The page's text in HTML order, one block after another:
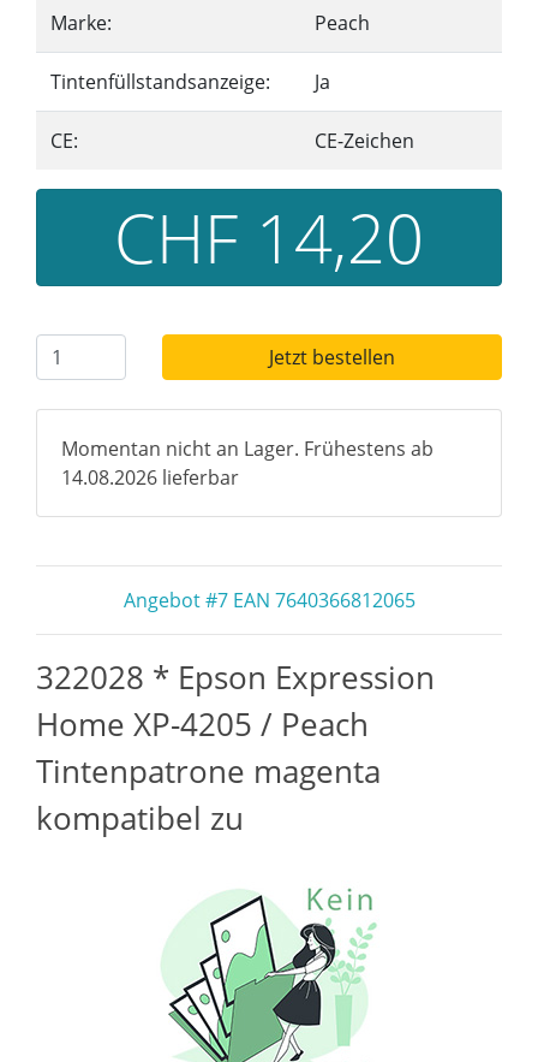
Marke: Peach
Tintenfüllstandsanzeige: Ja
CE: CE-Zeichen
CHF 14,20
Jetzt bestellen
Momentan nicht an Lager. Frühestens ab
14.08.2026 lieferbar
Angebot #7 EAN 7640366812065
322028 * Epson Expression
Home XP-4205 / Peach
Tintenpatrone magenta
kompatibel zu